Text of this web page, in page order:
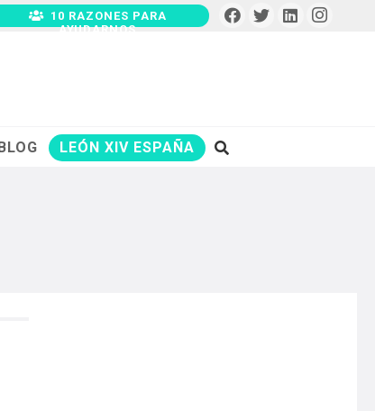
10 RAZONES PARA
AYUDARNOS
LEÓN XIV ESPAÑA